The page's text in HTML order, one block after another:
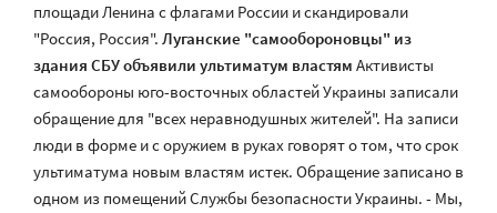
площади Ленина с флагами России и скандировали
"Россия, Россия". Луганские "самообороновцы" из
здания СБУ объявили ультиматум властям Активисты
самообороны юго-восточных областей Украины записали
обращение для "всех неравнодушных жителей". На записи
люди в форме и с оружием в руках говорят о том, что срок
ультиматума новым властям истек. Обращение записано в
одном из помещений Службы безопасности Украины. - Мы,